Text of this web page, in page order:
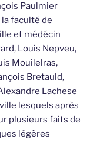
Paulmier
faculté de
et médécin
Louis Nepveu,
Mouilelras,
Bretauld,
Lachese
lesquels après
plusieurs faits de
légères